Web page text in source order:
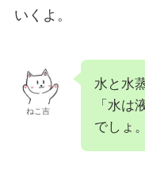
いくよ。
ねこ吉
水と水
「水は
でしょ。